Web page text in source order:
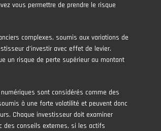
vous permettre de prendre le risque
complexes, soumis aux variations de
d’investir avec effet de levier.
un risque de perte supérieur au montant
sont considérés comme des
à une forte volatilité et peuvent donc
Chaque investisseur doit examiner
des conseils externes, si les actifs